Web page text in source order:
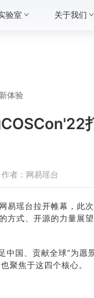
验室 关于我们
体验
作者： 网易瑶台
瑶台拉开帷幕，此
方式、开源的力量展
中国、贡献全球”为愿
聚焦于这四个核心。